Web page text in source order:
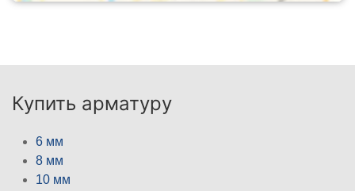
Купить арматуру
6 мм
8 мм
10 мм